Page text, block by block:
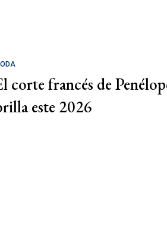
corte francés de
este 2026